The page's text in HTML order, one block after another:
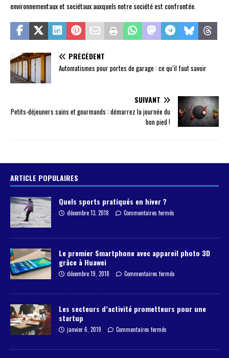
environnementaux et sociétaux auxquels notre société est confrontée.
PRÉCÉDENT
Automatismes pour portes de garage : ce qu’il faut savoir
SUIVANT
Petits-déjeuners sains et gourmands : démarrez la journée du
bon pied !
ARTICLE POPULAIRES
Quels sports pratiqués en hiver ?
décembre 13, 2018 Commentaires fermés
Le premier Smartphone avec appareil photo 3D
grâce à Huawei
décembre 19, 2018 Commentaires fermés
Les secteurs d’activité prometteurs pour une
startup
janvier 6, 2019 Commentaires fermés